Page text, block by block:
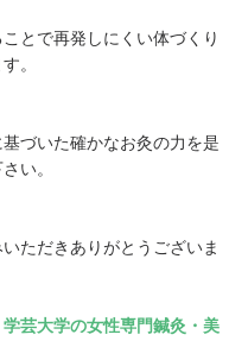
とで再発しにくい体づくり
。
づいた確かなお灸の力を是
い。
ただきありがとうございま
芸大学の女性専門鍼灸・美